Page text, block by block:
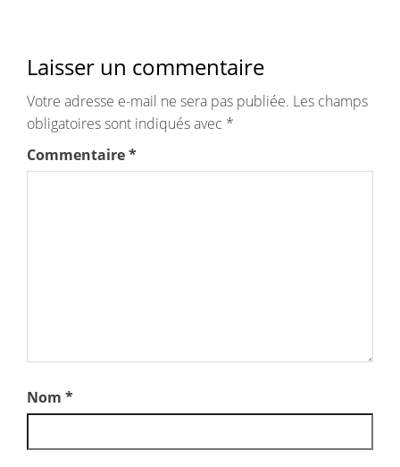
Laisser un commentaire
Votre adresse e-mail ne sera pas publiée. Les champs
obligatoires sont indiqués avec *
Commentaire*
Nom *